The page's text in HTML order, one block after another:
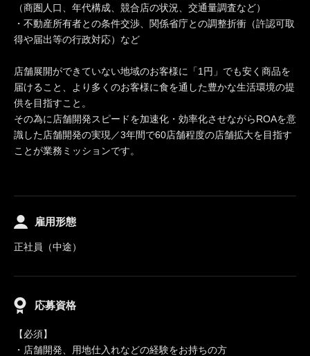
（商圏人口、年代構成、競合店の状況、交通量調査など）
・不動産所有者との条件交渉、関係省庁との調整折衝（許認可取
得や届出等の行政対応）など
店舗展開ができていない地域のお客様に「1円」でも安く商品を
届けること、より多くのお客様に食を通した豊かな生活環境の提
供を目指すこと。
その為に店舗開発スピードを加速化・効率化させながらROAを意
識した店舗開発の実現／3年間で60店舗程度の店舗拡大を目指す
ことが業務ミッションです。
雇用形態
正社員（中途）
応募資格
【必須】
・店舗開発、用地仕入れなどの経験をお持ちの方